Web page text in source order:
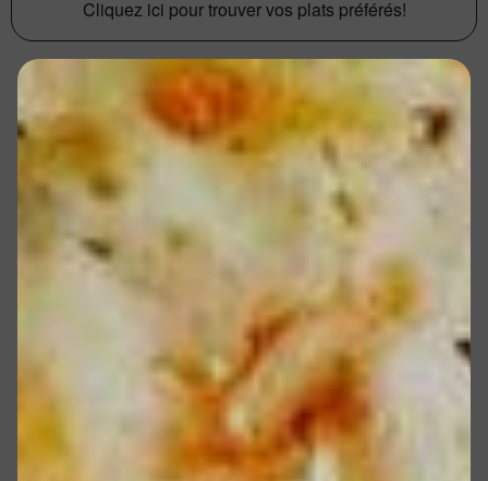
Cliquez ici pour trouver vos plats préférés!